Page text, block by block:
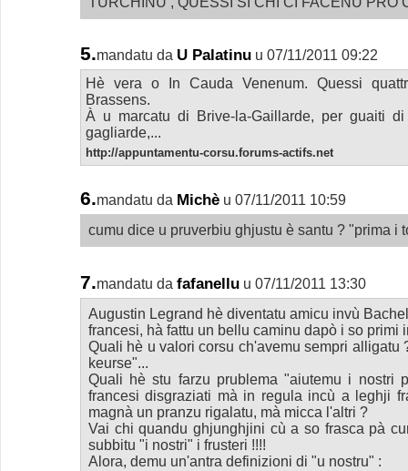
5.mandatu da U Palatinu u 07/11/2011 09:22
Hè vera o In Cauda Venenum. Quessi
Brassens.
À u marcatu di Brive-la-Gaillarde, per guaiti
gagliarde,...
http://appuntamentu-corsu.forums-actifs.net
6.mandatu da Michè u 07/11/2011 10:59
cumu dice u pruverbiu ghjustu è santu ? "prima i
7.mandatu da fafanellu u 07/11/2011 13:30
Augustin Legrand hè diventatu amicu invù
francesi, hà fattu un bellu caminu dapò i so primi
Quali hè u valori corsu ch'avemu sempri alligatu
keurse"...
Quali hè stu farzu prublema "aiutemu i nostri
francesi disgraziati mà in regula incù a leghji
magnà un pranzu rigalatu, mà micca l'altri ?
Vai chi quandu ghjunghjini cù a so frasca pà
subbitu "i nostri" i frusteri !!!!
Alora, demu un'antra definizioni di "u nostru" :